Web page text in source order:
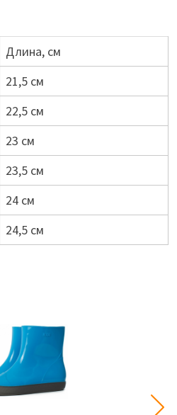
Длина, см
21,5 см
22,5 см
23 см
23,5 см
24 см
24,5 см